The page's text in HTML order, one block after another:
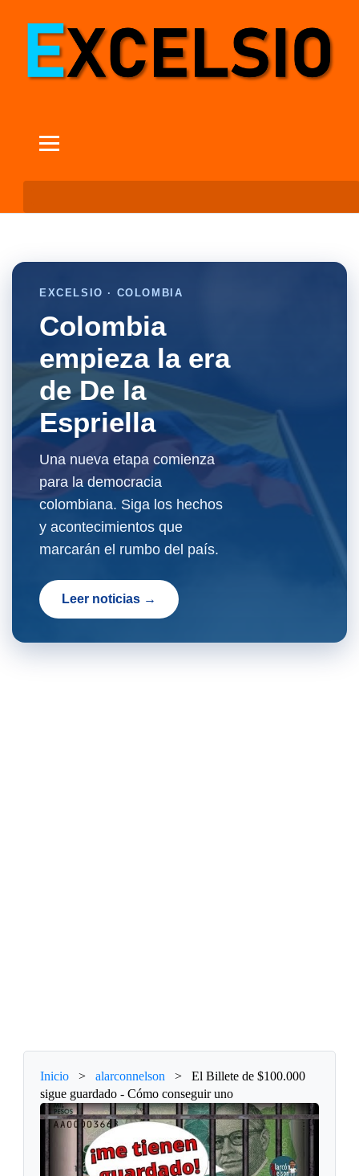
EXCELSIO · COLOMBIA
Colombia
empieza la era
de De la
Espriella
Una nueva etapa comienza
para la democracia
colombiana. Siga los hechos
y acontecimientos que
marcarán el rumbo del país.
Leer noticias →
Inicio > alarconnelson >
El Billete de $100.000
sigue guardado - Cómo conseguir uno